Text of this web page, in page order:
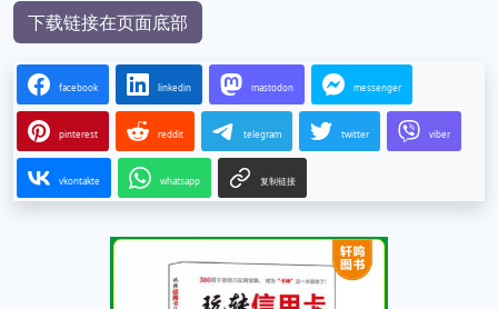
下载链接在页面底部
facebook linkedin mastodon messenger
pinterest reddit telegram twitter viber
vkontakte whatsapp 复制链接